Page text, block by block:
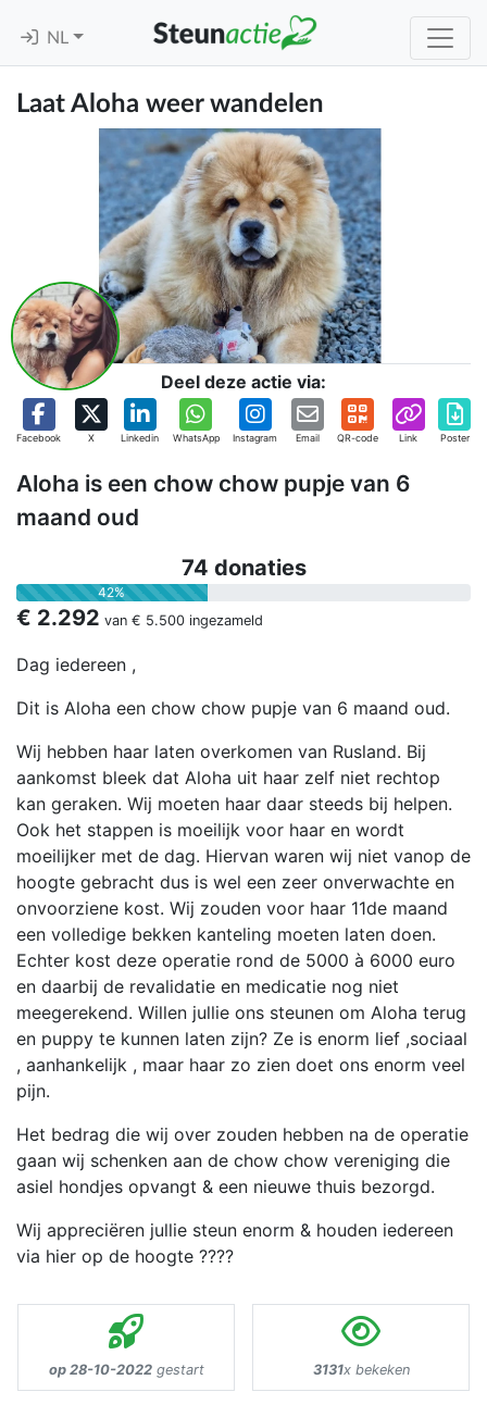
NL
Laat Aloha weer wandelen
Deel deze actie via:
Facebook X Linkedin WhatsApp Instagram Email QR-code Link Poster
Aloha is een chow chow pupje van 6
maand oud
74 donaties
42%
€ 2.292 van € 5.500 ingezameld
Dag iedereen ,
Dit is Aloha een chow chow pupje van 6 maand oud.
Wij hebben haar laten overkomen van Rusland. Bij
aankomst bleek dat Aloha uit haar zelf niet rechtop
kan geraken. Wij moeten haar daar steeds bij helpen.
Ook het stappen is moeilijk voor haar en wordt
moeilijker met de dag. Hiervan waren wij niet vanop de
hoogte gebracht dus is wel een zeer onverwachte en
onvoorziene kost. Wij zouden voor haar 11de maand
een volledige bekken kanteling moeten laten doen.
Echter kost deze operatie rond de 5000 à 6000 euro
en daarbij de revalidatie en medicatie nog niet
meegerekend. Willen jullie ons steunen om Aloha terug
en puppy te kunnen laten zijn? Ze is enorm lief ,sociaal
, aanhankelijk , maar haar zo zien doet ons enorm veel
pijn.
Het bedrag die wij over zouden hebben na de operatie
gaan wij schenken aan de chow chow vereniging die
asiel hondjes opvangt & een nieuwe thuis bezorgd.
Wij appreciëren jullie steun enorm & houden iedereen
via hier op de hoogte ????
op 28-10-2022gestart 3131x bekeken